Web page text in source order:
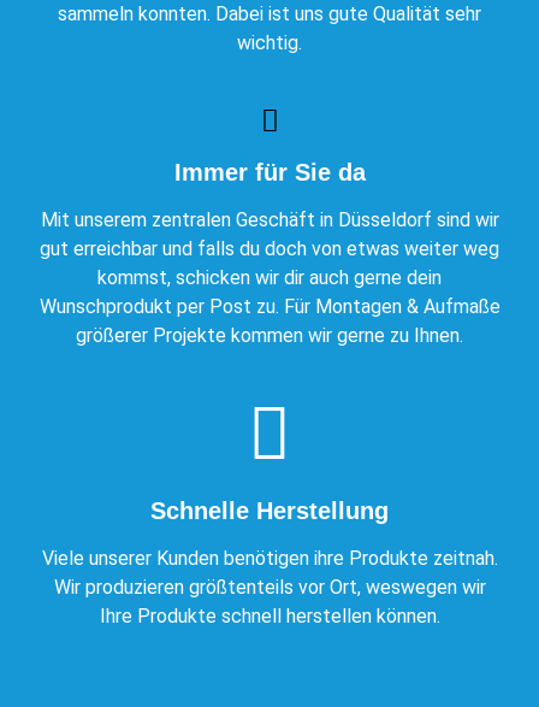
sammeln konnten. Dabei ist uns gute Qualität sehr
wichtig.
Immer für Sie da
Mit unserem zentralen Geschäft in Düsseldorf sind wir
gut erreichbar und falls du doch von etwas weiter weg
kommst, schicken wir dir auch gerne dein
Wunschprodukt per Post zu. Für Montagen & Aufmaße
größerer Projekte kommen wir gerne zu Ihnen.
Schnelle Herstellung
Viele unserer Kunden benötigen ihre Produkte zeitnah.
Wir produzieren größtenteils vor Ort, weswegen wir
Ihre Produkte schnell herstellen können.